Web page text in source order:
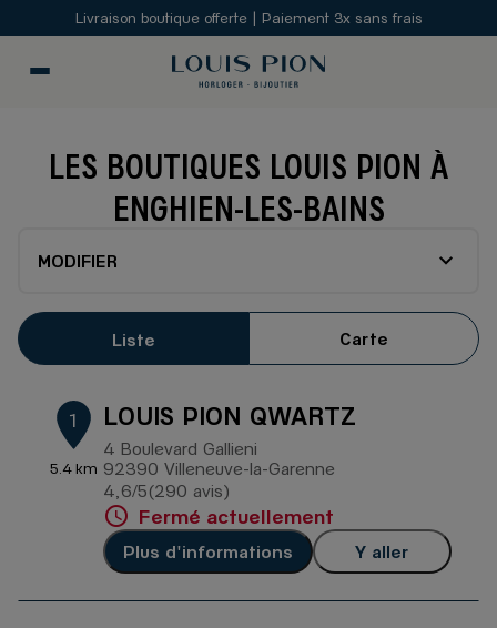
Livraison boutique offerte | Paiement 3x sans frais
LES BOUTIQUES LOUIS PION À
ENGHIEN-LES-BAINS
MODIFIER
Liste Carte
1
5.4 km
LOUIS PION QWARTZ
4 Boulevard Gallieni
92390 Villeneuve-la-Garenne
4,6/5 Note de 4.6 sur 5
(290 avis)
Fermé actuellement
Plus d'informations Y aller